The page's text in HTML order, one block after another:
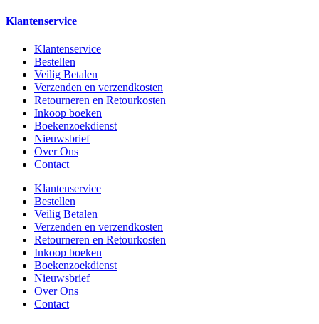
Klantenservice
Klantenservice
Bestellen
Veilig Betalen
Verzenden en verzendkosten
Retourneren en Retourkosten
Inkoop boeken
Boekenzoekdienst
Nieuwsbrief
Over Ons
Contact
Klantenservice
Bestellen
Veilig Betalen
Verzenden en verzendkosten
Retourneren en Retourkosten
Inkoop boeken
Boekenzoekdienst
Nieuwsbrief
Over Ons
Contact